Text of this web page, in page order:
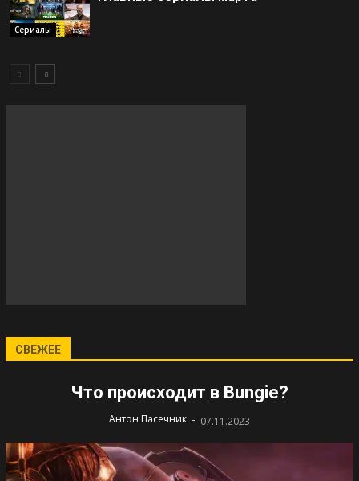
Сериалы
СВЕЖЕЕ
Что происходит в Bungie?
Антон Пасечник - 07.11.2023